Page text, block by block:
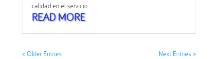
calidad en el servicio.
READ MORE
« Older Entries Next Entries »